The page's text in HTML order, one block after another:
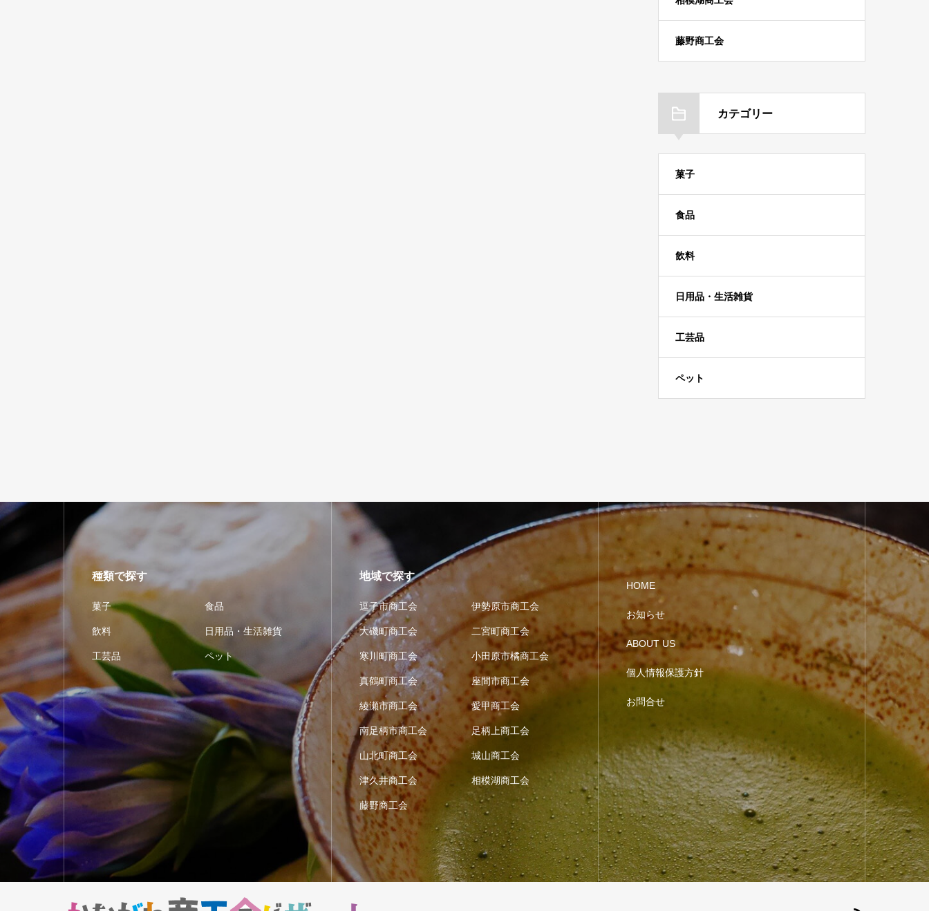
藤野商工会
カテゴリー
菓子
食品
飲料
日用品・生活雑貨
工芸品
ペット
種類で探す
菓子 食品
飲料 日用品・生活雑貨
工芸品 ペット
地域で探す
逗子市商工会 伊勢原市商工会
大磯町商工会 二宮町商工会
寒川町商工会 小田原市橘商工会
真鶴町商工会 座間市商工会
綾瀬市商工会 愛甲商工会
南足柄市商工会 足柄上商工会
山北町商工会 城山商工会
津久井商工会 相模湖商工会
藤野商工会
HOME
お知らせ
ABOUT US
個人情報保護方針
お問合せ